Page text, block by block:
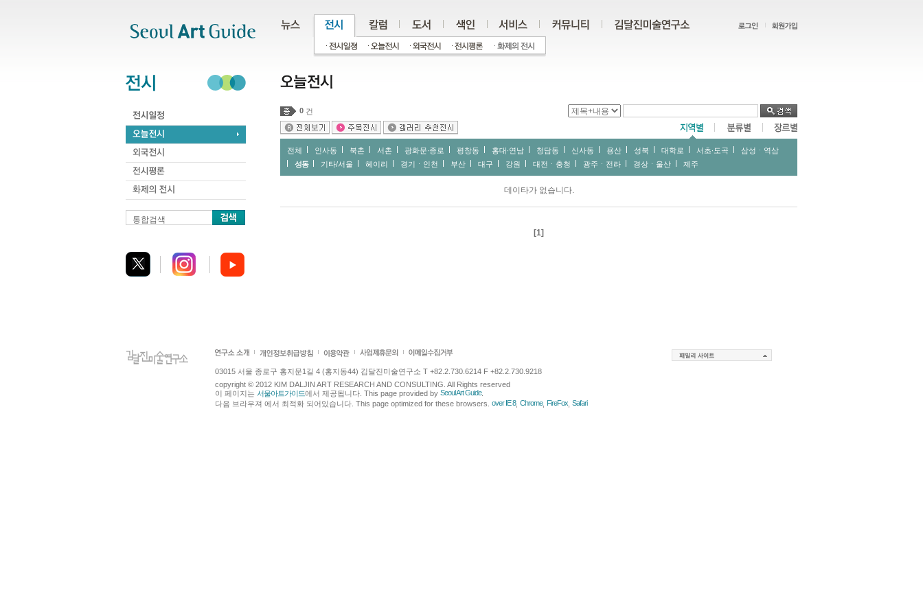
통합검색
0 건
전체 인사동 북촌 서촌 광화문∙종로 평창동 홍대∙연남 청담동 신사동 용산 성북 대학로 서초∙도곡
삼성ㆍ역삼
성동
기타/서울 헤이리 경기ㆍ인천 부산 대구 강원 대전ㆍ충청 광주ㆍ전라 경상ㆍ울산 제주
데이타가 없습니다.
[1]
03015 서울 종로구 홍지문1길 4 (홍지동44) 김달진미술연구소 T +82.2.730.6214 F +82.2.730.9218
copyright © 2012 KIM DALJIN ART RESEARCH AND CONSULTING. All Rights reserved
이 페이지는 서울아트가이드에서 제공됩니다. This page provided by Seoul Art Guide.
다음 브라우져 에서 최적화 되어있습니다. This page optimized for these browsers. over IE 8, Chrome, FireFox Safari